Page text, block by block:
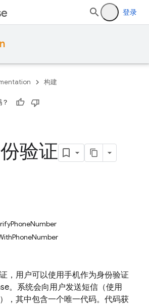
登录
构建
验证
，用户可以使用手机作为身份验证
。系统会向用户发送短信（使用
，其中包含一个唯一代码。代码获